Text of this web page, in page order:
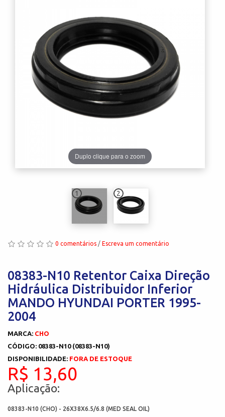
1 2
Duplo clique para o zoom
0 comentários / Escreva um comentário
08383-N10 Retentor Caixa Direção
Hidráulica Distribuidor Inferior
MANDO HYUNDAI PORTER 1995-
2004
MARCA: CHO
CÓDIGO: 08383-N10 (08383-N10)
DISPONIBILIDADE: FORA DE ESTOQUE
R$ 13,60
Aplicação:
08383-N10 (CHO) - 26X38X6.5/6.8 (MED SEAL OIL)